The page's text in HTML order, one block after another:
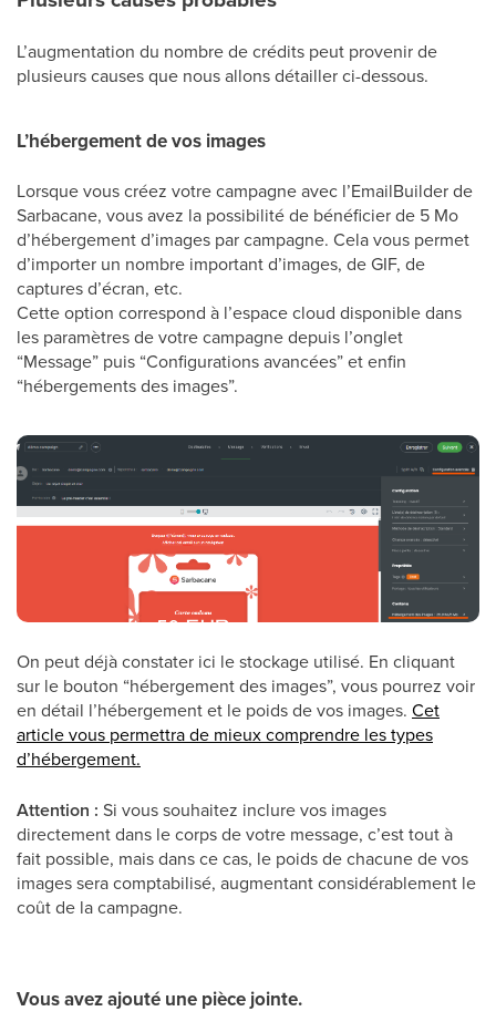
L’augmentation du nombre de crédits peut provenir de
plusieurs causes que nous allons détailler ci-dessous.
L’hébergement de vos images
Lorsque vous créez votre campagne avec l’EmailBuilder de
Sarbacane, vous avez la possibilité de bénéficier de 5 Mo
d’hébergement d’images par campagne. Cela vous permet
d’importer un nombre important d’images, de GIF, de
captures d’écran, etc.
Cette option correspond à l’espace cloud disponible dans
les paramètres de votre campagne depuis l’onglet
“Message” puis “Configurations avancées” et enfin
“hébergements des images”.
On peut déjà constater ici le stockage utilisé. En cliquant
sur le bouton “hébergement des images”, vous pourrez voir
en détail l’hébergement et le poids de vos images. Cet
article vous permettra de mieux comprendre les types
d’hébergement.
Attention : Si vous souhaitez inclure vos images
directement dans le corps de votre message, c’est tout à
fait possible, mais dans ce cas, le poids de chacune de vos
images sera comptabilisé, augmentant considérablement le
coût de la campagne.
Vous avez ajouté une pièce jointe.